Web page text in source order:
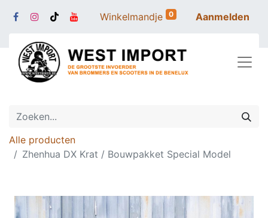
Winkelmandje 0 Aanmelden
Alle producten
Zhenhua DX Krat / Bouwpakket Special Model